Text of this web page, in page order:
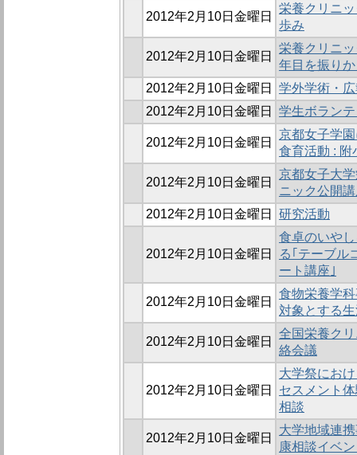
2012年2月10日金曜日
栄養クリニ
歩み
2012年2月10日金曜日
栄養クリニ
年目を振り
2012年2月10日金曜日
学外学術・
2012年2月10日金曜日
学生ボラン
2012年2月10日金曜日
京都女子学
食育活動 : 附
2012年2月10日金曜日
京都女子大
ニック公開
2012年2月10日金曜日
研究活動
2012年2月10日金曜日
食卓のいや
る｢テーブル
ート講座｣
2012年2月10日金曜日
食物栄養学
対象とする
2012年2月10日金曜日
全国栄養ク
絡会議
2012年2月10日金曜日
大学祭にお
セスメント
相談
2012年2月10日金曜日
大学地域連
康相談イベ